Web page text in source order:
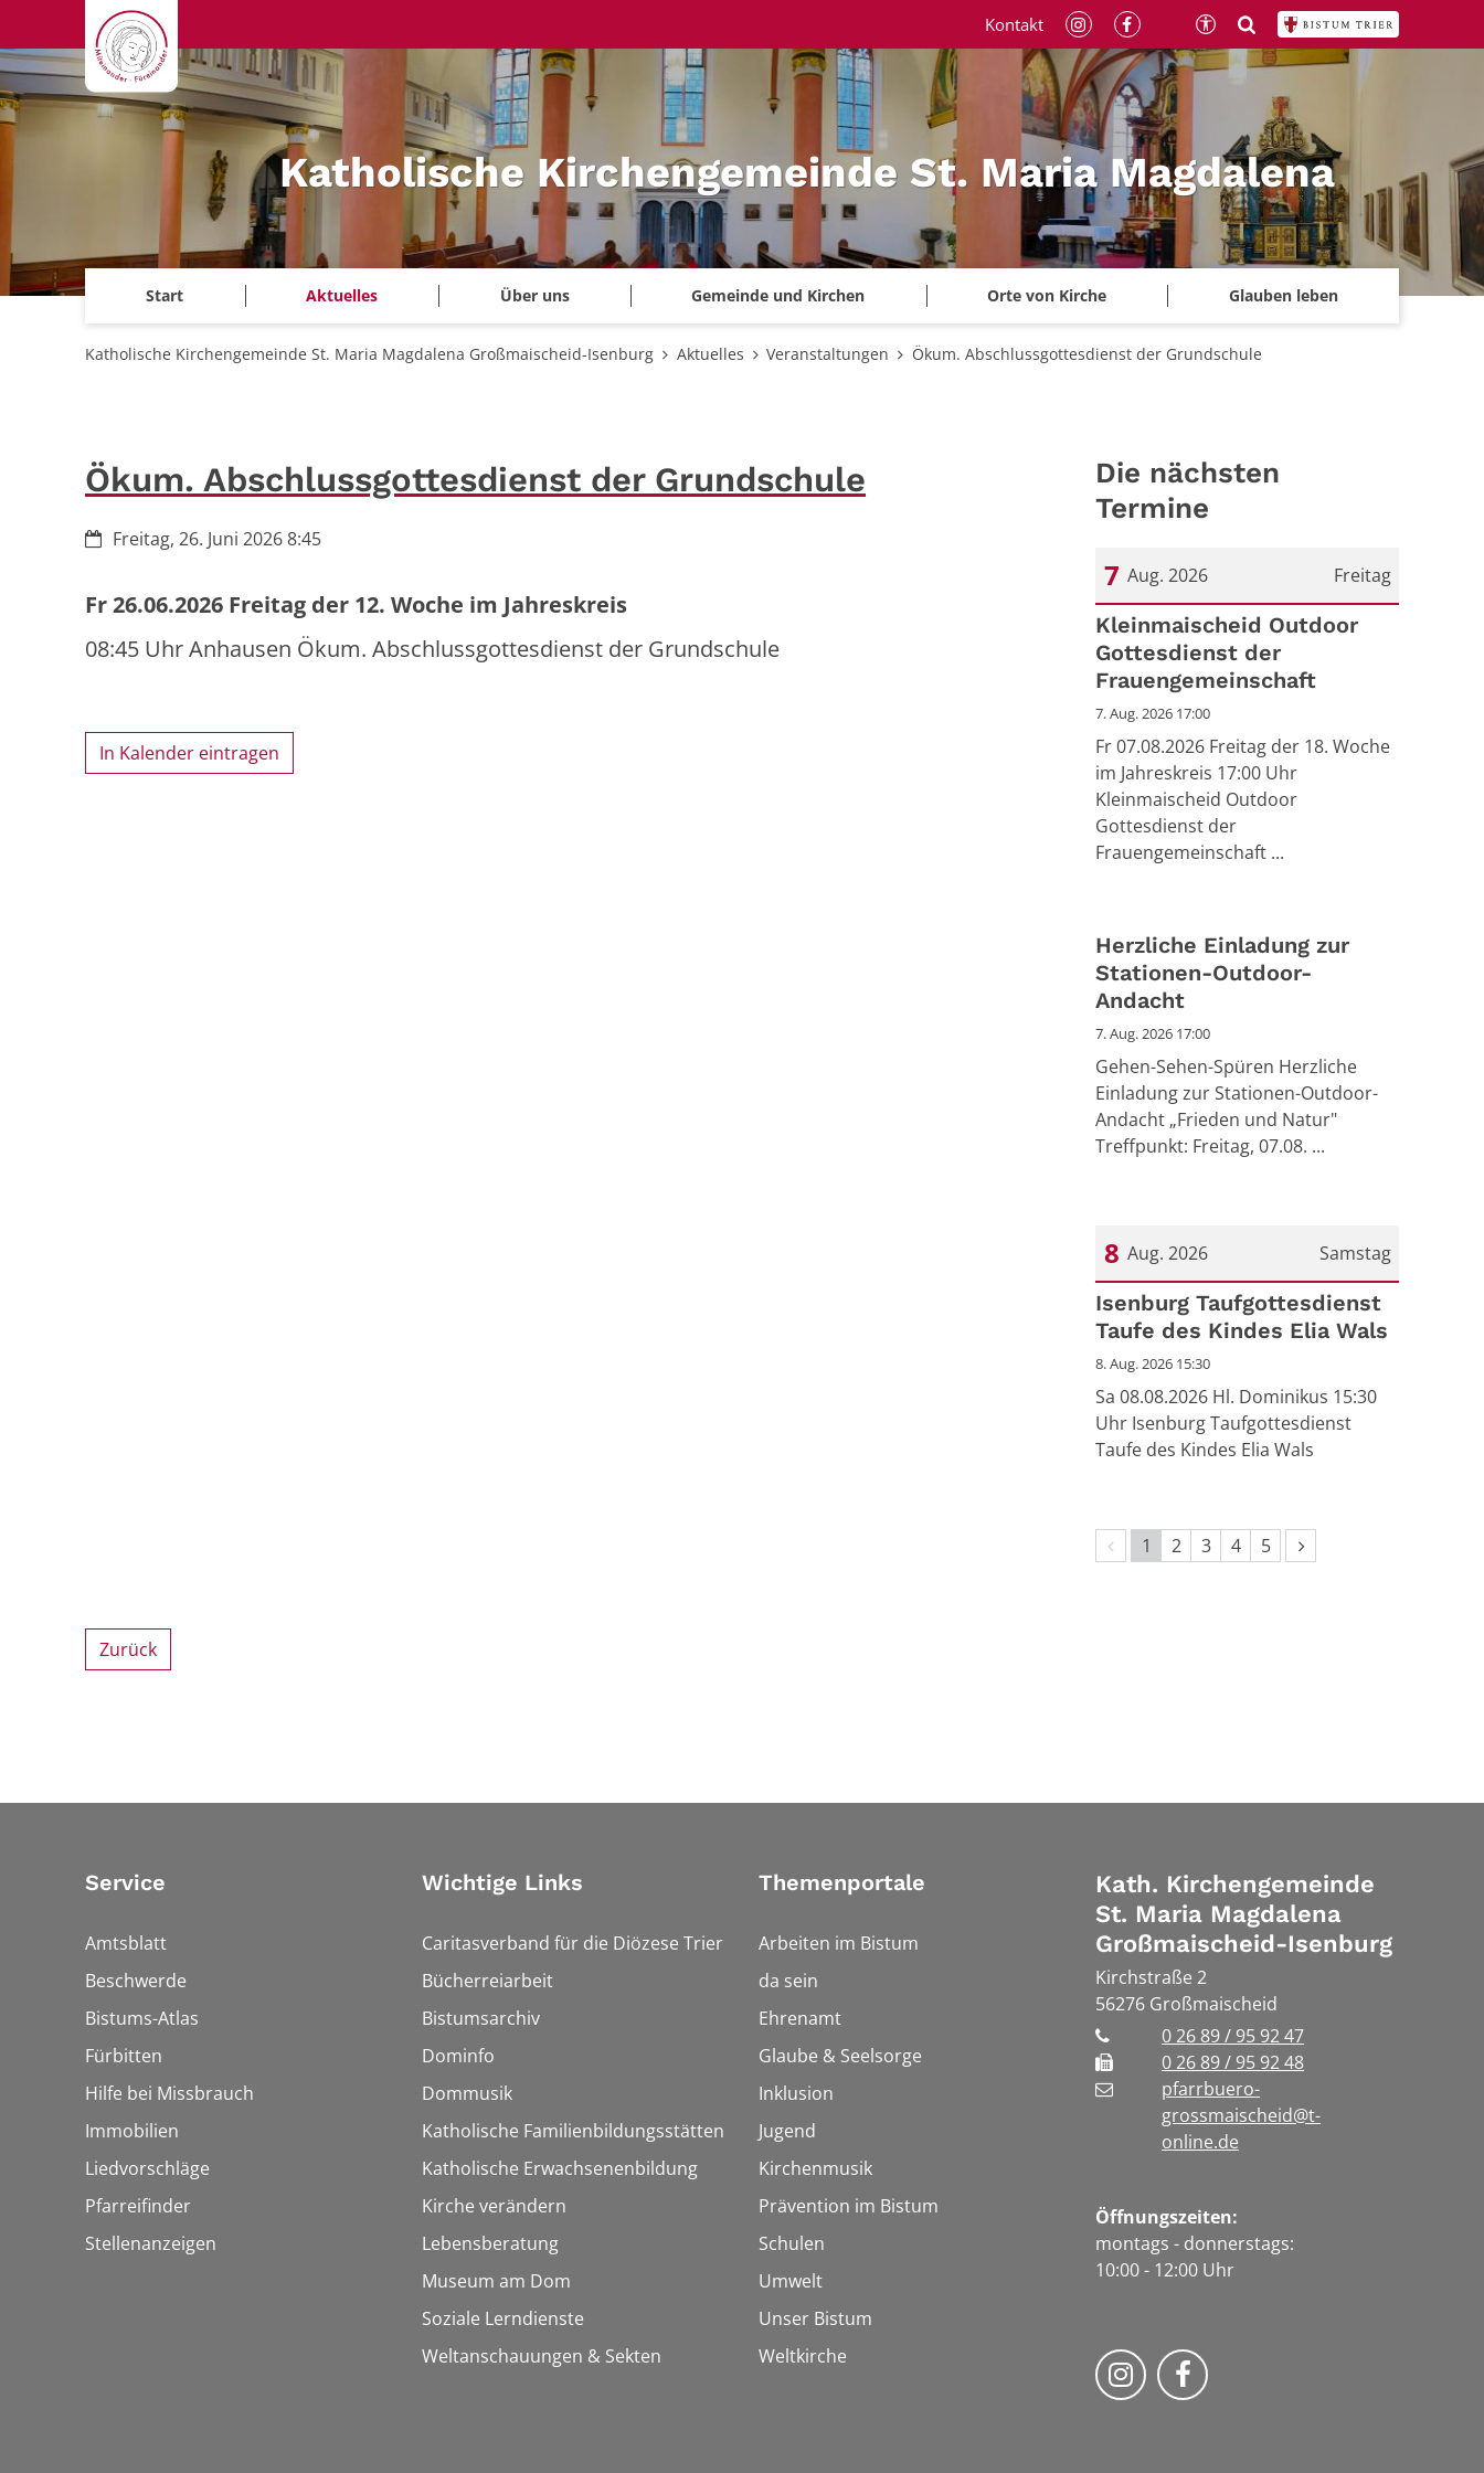
Zum Inhalt springen
Katholische Kirchengemeinde St. Maria Magdalena
Start Aktuelles Über uns Gemeinde und Kirchen Orte von Kirche Glauben leben
Kontakt
Katholische Kirchengemeinde St. Maria Magdalena Großmaischeid-Isenburg Aktuelles Veranstaltungen Ökum. Abschlussgottesdienst der Grundschule
Ökum. Abschlussgottesdienst der Grundschule
Datum:Freitag, 26. Juni 2026 8:45
Fr 26.06.2026 Freitag der 12. Woche im Jahreskreis
08:45 Uhr Anhausen Ökum. Abschlussgottesdienst der Grundschule
In Kalender eintragen
Die nächsten
Termine
Freitag
7 Aug. 2026
Datum: 7. August 2026
Kleinmaischeid Outdoor
Gottesdienst der
Frauengemeinschaft
7. Aug. 2026 17:00
Fr 07.08.2026 Freitag der 18. Woche
im Jahreskreis 17:00 Uhr
Kleinmaischeid Outdoor
Gottesdienst der
Frauengemeinschaft ...
Herzliche Einladung zur
Stationen-Outdoor-
Andacht
7. Aug. 2026 17:00
Gehen-Sehen-Spüren Herzliche
Einladung zur Stationen-Outdoor-
Andacht „Frieden und Natur"
Treffpunkt: Freitag, 07.08. ...
Samstag
8 Aug. 2026
Datum: 8. August 2026
Isenburg Taufgottesdienst
Taufe des Kindes Elia Wals
8. Aug. 2026 15:30
Sa 08.08.2026 Hl. Dominikus 15:30
Uhr Isenburg Taufgottesdienst
Taufe des Kindes Elia Wals
Vorherige Seite
1 2 3 4 5 Nächste Seite
Zurück
Service
Amtsblatt
Beschwerde
Bistums-Atlas
Fürbitten
Hilfe bei Missbrauch
Immobilien
Liedvorschläge
Pfarreifinder
Stellenanzeigen
Wichtige Links
Caritasverband für die Diözese Trier
Bücherreiarbeit
Bistumsarchiv
Dominfo
Dommusik
Katholische Familienbildungsstätten
Katholische Erwachsenenbildung
Kirche verändern
Lebensberatung
Museum am Dom
Soziale Lerndienste
Weltanschauungen & Sekten
Themenportale
Arbeiten im Bistum
da sein
Ehrenamt
Glaube & Seelsorge
Inklusion
Jugend
Kirchenmusik
Prävention im Bistum
Schulen
Umwelt
Unser Bistum
Weltkirche
Kath. Kirchengemeinde
St. Maria Magdalena
Großmaischeid-Isenburg
Kirchstraße 2
56276 Großmaischeid
0 26 89 / 95 92 47
0 26 89 / 95 92 48
pfarrbuero-
grossmaischeid@t-
online.de
Öffnungszeiten:
montags - donnerstags:
10:00 - 12:00 Uhr
Folge uns auf Instragram
Fogle uns auf Facebook